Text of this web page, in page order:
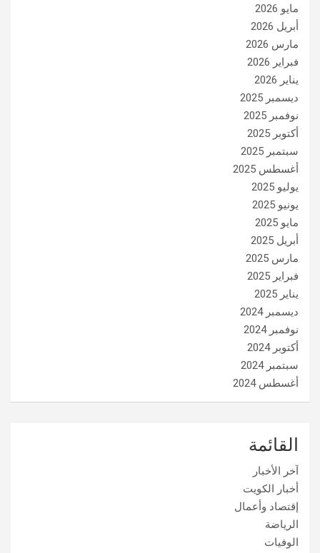
مايو 2026
أبريل 2026
مارس 2026
فبراير 2026
يناير 2026
ديسمبر 2025
نوفمبر 2025
أكتوبر 2025
سبتمبر 2025
أغسطس 2025
يوليو 2025
يونيو 2025
مايو 2025
أبريل 2025
مارس 2025
فبراير 2025
يناير 2025
ديسمبر 2024
نوفمبر 2024
أكتوبر 2024
سبتمبر 2024
أغسطس 2024
القائمة
آخر الأخبار
أخبار الكويت
إقتصاد وأعمال
الرياضة
الوفيات